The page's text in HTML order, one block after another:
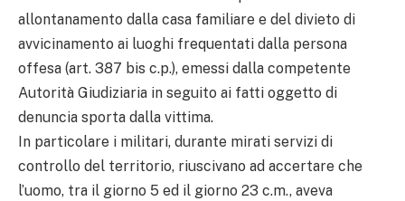
allontanamento dalla casa familiare e del divieto di
avvicinamento ai luoghi frequentati dalla persona
offesa (art. 387 bis c.p.), emessi dalla competente
Autorità Giudiziaria in seguito ai fatti oggetto di
denuncia sporta dalla vittima.
In particolare i militari, durante mirati servizi di
controllo del territorio, riuscivano ad accertare che
l’uomo, tra il giorno 5 ed il giorno 23 c.m., aveva